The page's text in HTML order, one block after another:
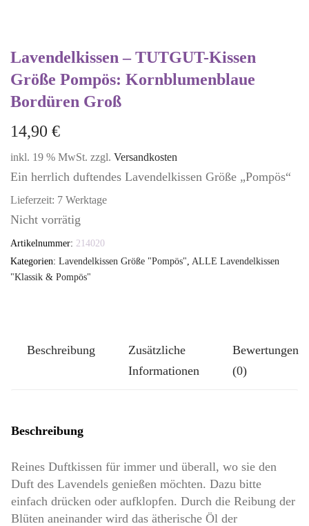
Lavendelkissen – TUTGUT-Kissen
Größe Pompös: Kornblumenblaue
Bordüren Groß
14,90 €
inkl. 19 % MwSt. zzgl. Versandkosten
Ein herrlich duftendes Lavendelkissen Größe „Pompös“
Lieferzeit: 7 Werktage
Nicht vorrätig
Artikelnummer: 214020
Kategorien: Lavendelkissen Größe "Pompös" ALLE Lavendelkissen
"Klassik & Pompös"
Beschreibung
Zusätzliche
Informationen
Bewertungen
(0)
Beschreibung
Reines Duftkissen für immer und überall, wo sie den
Duft des Lavendels genießen möchten. Dazu bitte
einfach drücken oder aufklopfen. Durch die Reibung der
Blüten aneinander wird das ätherische Öl der